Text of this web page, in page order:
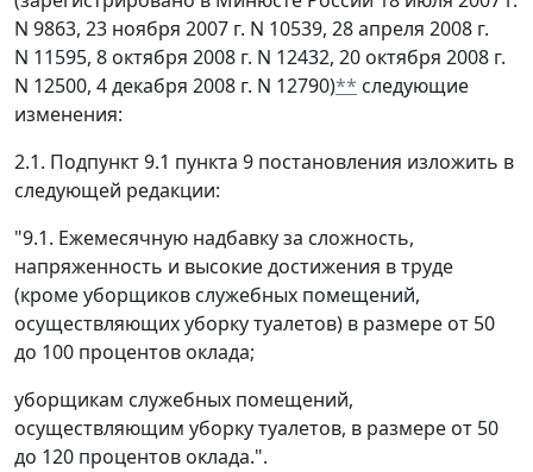
N 9863, 23 ноября 2007 г. N 10539, 28 апреля 2008 г.
N 11595, 8 октября 2008 г. N 12432, 20 октября 2008 г.
N 12500, 4 декабря 2008 г. N 12790)** следующие
изменения:
2.1. Подпункт 9.1 пункта 9 постановления изложить в
следующей редакции:
"9.1. Ежемесячную надбавку за сложность,
напряженность и высокие достижения в труде
(кроме уборщиков служебных помещений,
осуществляющих уборку туалетов) в размере от 50
до 100 процентов оклада;
уборщикам служебных помещений,
осуществляющим уборку туалетов, в размере от 50
до 120 процентов оклада.".